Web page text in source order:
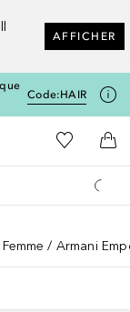
AFFICHER
Code:HAIR
l'accueil Douglas
Vers Ma
Armani